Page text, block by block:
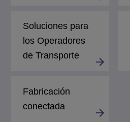
Soluciones para
los Operadores
de Transporte
Fabricación
conectada